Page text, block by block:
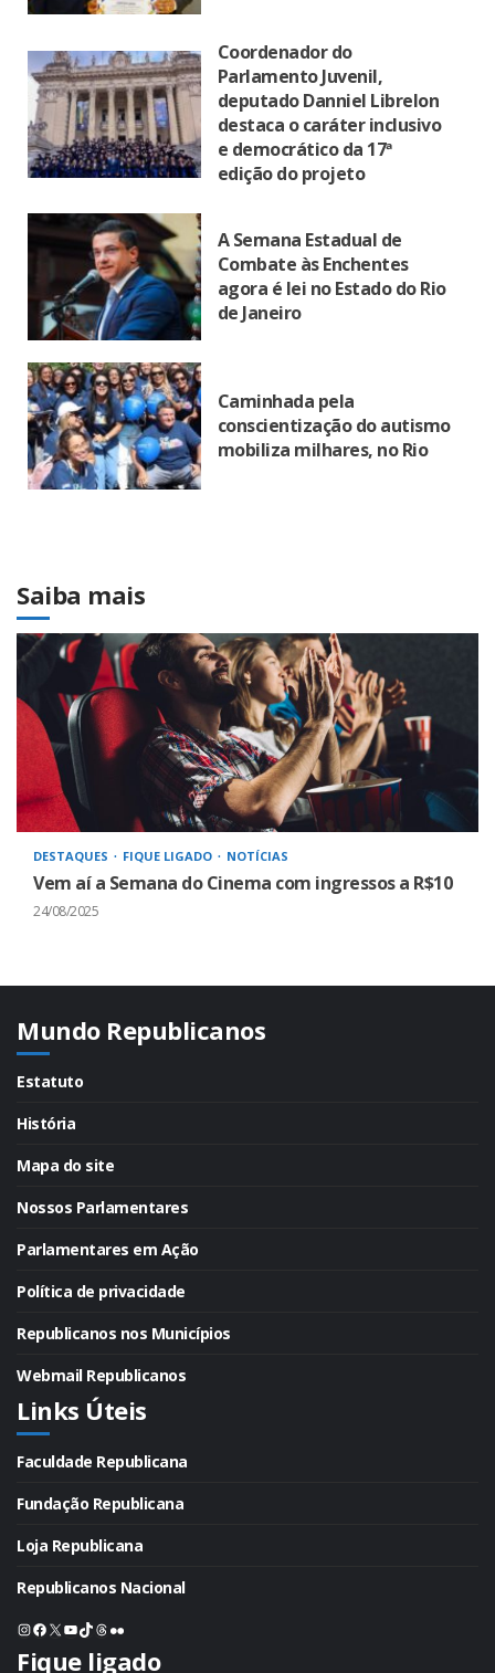
Coordenador do
Parlamento Juvenil,
deputado Danniel Librelon
destaca o caráter inclusivo
e democrático da 17ª
edição do projeto
A Semana Estadual de
Combate às Enchentes
agora é lei no Estado do Rio
de Janeiro
Caminhada pela
conscientização do autismo
mobiliza milhares, no Rio
Saiba mais
DESTAQUES FIQUE LIGADO NOTÍCIAS
Vem aí a Semana do Cinema com ingressos a R$10
24/08/2025
Mundo Republicanos
Estatuto
História
Mapa do site
Nossos Parlamentares
Parlamentares em Ação
Política de privacidade
Republicanos nos Municípios
Webmail Republicanos
Links Úteis
Faculdade Republicana
Fundação Republicana
Loja Republicana
Republicanos Nacional
Instagram
Facebook
X Youtube
TikTok
Threads
Flickr
Fique ligado